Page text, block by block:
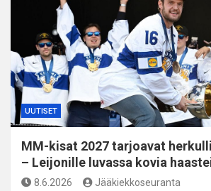
UUTISET
MM-kisat 2027 tarjoavat
– Leijonille luvassa kovia
8.6.2026 Jääkiekkoseuranta